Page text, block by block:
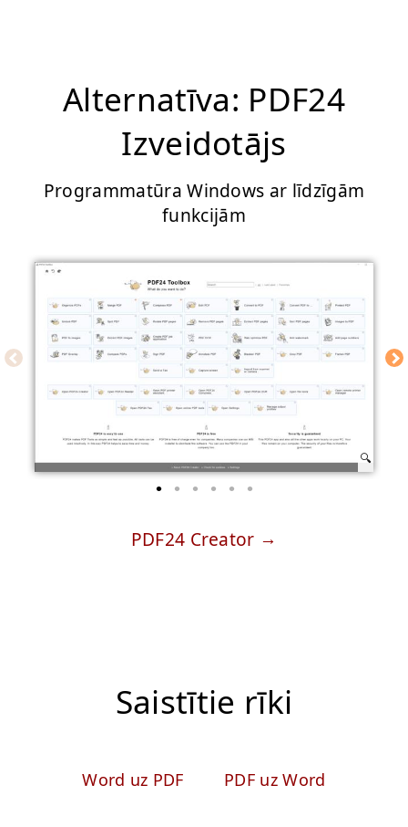
Alternatīva: PDF24
Izveidotājs
Programmatūra Windows ar līdzīgām
funkcijām
PDF24 Creator
Saistītie rīki
Word uz PDF PDF uz Word